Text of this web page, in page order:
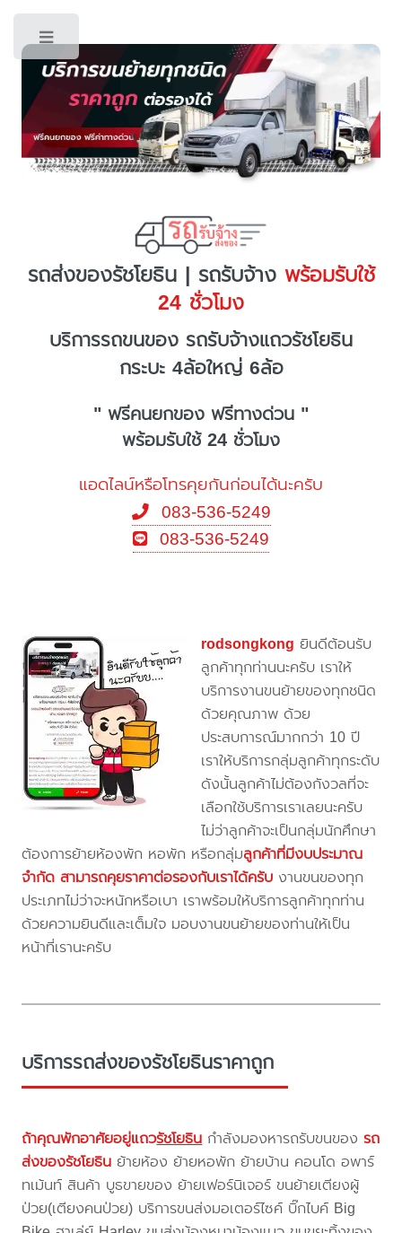
รถส่งของรัชโยธิน | รถรับจ้างพร้อมรับใช้
24 ชั่วโมง
บริการรถขนของ รถรับจ้างแถวรัชโยธิน
กระบะ 4ล้อใหญ่ 6ล้อ
" ฟรีคนยกของ ฟรีทางด่วน "
พร้อมรับใช้ 24 ชั่วโมง
แอดไลน์หรือโทรคุยกันก่อนได้นะครับ
083-536-5249
083-536-5249
rodsongkong ยินดีต้อนรับ
ลูกค้าทุกท่านนะครับ เราให้
บริการงานขนย้ายของทุกชนิด
ด้วยคุณภาพ ด้วย
ประสบการณ์มากกว่า 10 ปี
เราให้บริการกลุ่มลูกค้าทุกระดับ
ดังนั้นลูกค้าไม่ต้องกังวลที่จะ
เลือกใช้บริการเราเลยนะครับ
ไม่ว่าลูกค้าจะเป็นกลุ่มนักศึกษา
ต้องการย้ายห้องพัก หอพัก หรือกลุ่มลูกค้าที่มีงบประมาณ
จำกัด สามารถคุยราคาต่อรองกับเราได้ครับ งานขนของทุก
ประเภทไม่ว่าจะหนักหรือเบา เราพร้อมให้บริการลูกค้าทุกท่าน
ด้วยความยินดีและเต็มใจ มอบงานขนย้ายของท่านให้เป็น
หน้าที่เรานะครับ
บริการรถส่งของรัชโยธินราคาถูก
ถ้าคุณพักอาศัยอยู่แถวรัชโยธิน กำลังมองหารถรับขนของรถ
ส่งของรัชโยธิน ย้ายห้อง ย้ายหอพัก ย้ายบ้าน คอนโด อพาร์
ทเม้นท์ สินค้า บูธขายของ ย้ายเฟอร์นิเจอร์ ขนย้ายเตียงผู้
ป่วย(เตียงคนป่วย) บริการขนส่งมอเตอร์ไซค์ บิ๊กไบค์ Big
Toggle